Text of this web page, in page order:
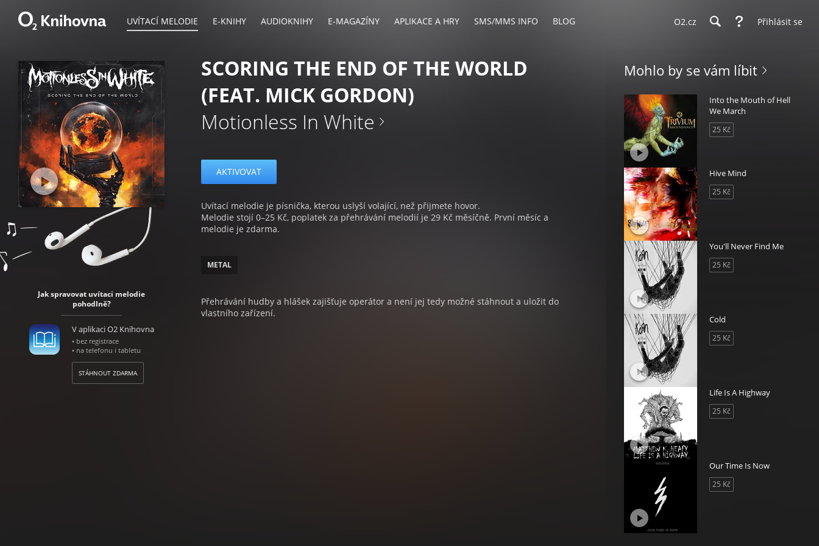
UVÍTACÍ MELODIE E-KNIHY AUDIOKNIHY E-MAGAZÍNY APLIKACE A HRY SMS/MMS INFO BLOG O2.cz Přihlásit se
Jak spravovat uvítaci melodie
pohodlně?
V aplikaci O2 Knihovna
• bez registrace
• na telefonu i tabletu
STÁHNOUT ZDARMA
SCORING THE END OF THE WORLD
(FEAT. MICK GORDON)
Motionless In White
AKTIVOVAT
Uvítací melodie je písnička, kterou uslyší volající, než přijmete hovor.
Melodie stojí 0–25 Kč, poplatek za přehrávání melodií je 29 Kč měsíčně. První měsíc a
melodie je zdarma.
METAL
Přehrávání hudby a hlášek zajišťuje operátor a není jej tedy možné stáhnout a uložit do
vlastního zařízení.
Mohlo by se vám líbit
Into the Mouth of Hell
We March
25 Kč
Hive Mind
25 Kč
You'll Never Find Me
25 Kč
Cold
25 Kč
Life Is A Highway
25 Kč
Our Time Is Now
25 Kč